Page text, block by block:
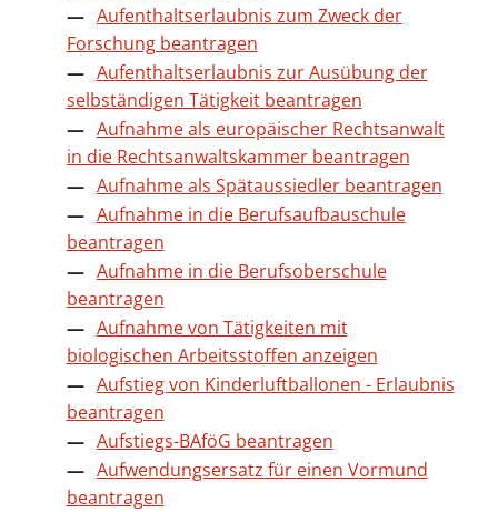
Aufenthaltserlaubnis zum Zweck der
Forschung beantragen
Aufenthaltserlaubnis zur Ausübung der
selbständigen Tätigkeit beantragen
Aufnahme als europäischer Rechtsanwalt
in die Rechtsanwaltskammer beantragen
Aufnahme als Spätaussiedler beantragen
Aufnahme in die Berufsaufbauschule
beantragen
Aufnahme in die Berufsoberschule
beantragen
Aufnahme von Tätigkeiten mit
biologischen Arbeitsstoffen anzeigen
Aufstieg von Kinderluftballonen - Erlaubnis
beantragen
Aufstiegs-BAföG beantragen
Aufwendungsersatz für einen Vormund
beantragen